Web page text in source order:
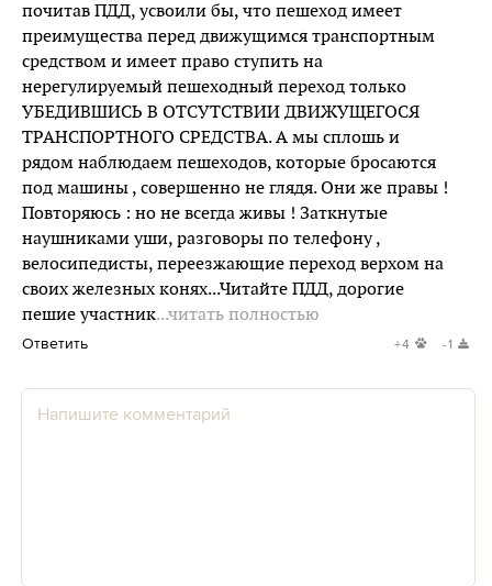
почитав ПДД, усвоили бы, что пешеход имеет
преимущества перед движущимся транспортным
средством и имеет право ступить на
нерегулируемый пешеходный переход только
УБЕДИВШИСЬ В ОТСУТСТВИИ ДВИЖУЩЕГОСЯ
ТРАНСПОРТНОГО СРЕДСТВА. А мы сплошь и
рядом наблюдаем пешеходов, которые бросаются
под машины , совершенно не глядя. Они же правы !
Повторяюсь : но не всегда живы ! Заткнутые
наушниками уши, разговоры по телефону ,
велосипедисты, переезжающие переход верхом на
своих железных конях...Читайте ПДД, дорогие
пешие участник...читать полностью
Ответить +4 -1